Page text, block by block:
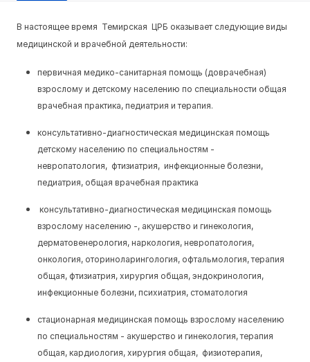
В настоящее время Темирская ЦРБ оказывает следующие виды
медицинской и врачебной деятельности:
первичная медико-санитарная помощь (доврачебная)
взрослому и детскому населению по специальности общая
врачебная практика, педиатрия и терапия.
консультативно-диагностическая медицинская помощь
детскому населению по специальностям -
невропатология, фтизиатрия, инфекционные болезни,
педиатрия, общая врачебная практика
консультативно-диагностическая медицинская помощь
взрослому населению -, акушерство и гинекология,
дерматовенерология, наркология, невропатология,
онкология, оториноларингология, офтальмология, терапия
общая, фтизиатрия, хирургия общая, эндокринология,
инфекционные болезни, психиатрия, стоматология
стационарная медицинская помощь взрослому населению
по специальностям - акушерство и гинекология, терапия
общая, кардиология, хирургия общая, физиотерапия,